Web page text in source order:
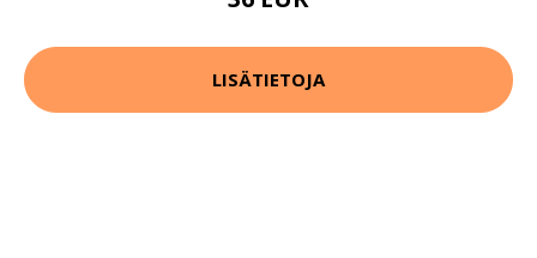
LISÄTIETOJA